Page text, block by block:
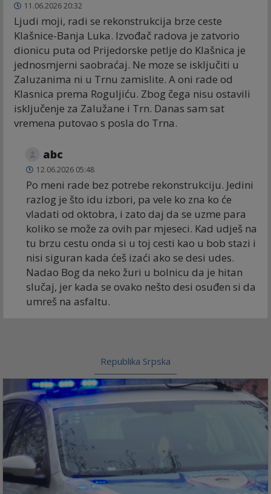
11.06.2026 20:32
Ljudi moji, radi se rekonstrukcija brze ceste
Klašnice-Banja Luka. Izvođač radova je zatvorio
dionicu puta od Prijedorske petlje do Klašnica je
jednosmjerni saobraćaj. Ne moze se isključiti u
Zaluzanima ni u Trnu zamislite. A oni rade od
Klasnica prema Roguljiću. Zbog čega nisu ostavili
isključenje za Zalužane i Trn. Danas sam sat
vremena putovao s posla do Trna.
abc
12.06.2026 05:48
Po meni rade bez potrebe rekonstrukciju. Jedini
razlog je što idu izbori, pa vele ko zna ko će
vladati od oktobra, i zato daj da se uzme para
koliko se može za ovih par mjeseci. Kad udješ na
tu brzu cestu onda si u toj cesti kao u bob stazi i
nisi siguran kada ćeš izaći ako se desi udes.
Nadao Bog da neko žuri u bolnicu da je hitan
slučaj, jer kada se ovako nešto desi osuđen si da
umreš na asfaltu.
Republika Srpska